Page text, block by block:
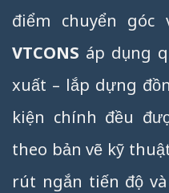
điểm chuyển
VTCONS áp dụng
xuất – lắp dựng
kiện chính đều
theo bản vẽ kỹ
rút ngắn tiến độ